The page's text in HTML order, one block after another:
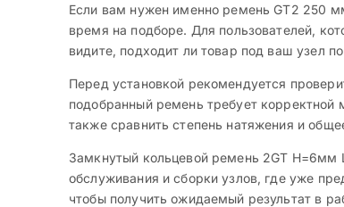
Если вам нужен именно ремень GT2 250
время на подборе. Для пользователей,
видите, подходит ли товар под ваш узел
Перед установкой рекомендуется
подобранный ремень требует корректной
также сравнить степень натяжения и
Замкнутый кольцевой ремень 2GT H=6мм
обслуживания и сборки узлов, где уже
чтобы получить ожидаемый результат в